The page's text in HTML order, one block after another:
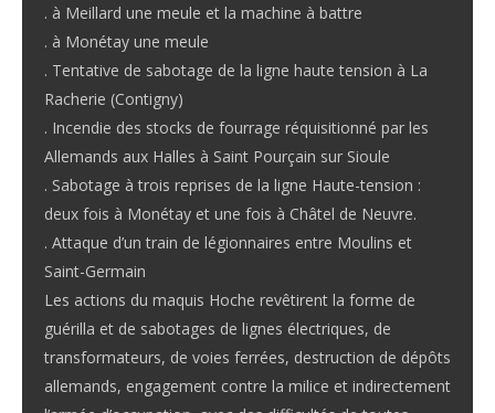
. à Meillard une meule et la machine à battre
. à Monétay une meule
. Tentative de sabotage de la ligne haute tension à La
Racherie (Contigny)
. Incendie des stocks de fourrage réquisitionné par les
Allemands aux Halles à Saint Pourçain sur Sioule
. Sabotage à trois reprises de la ligne Haute-tension :
deux fois à Monétay et une fois à Châtel de Neuvre.
. Attaque d’un train de légionnaires entre Moulins et
Saint-Germain
Les actions du maquis Hoche revêtirent la forme de
guérilla et de sabotages de lignes électriques, de
transformateurs, de voies ferrées, destruction de dépôts
allemands, engagement contre la milice et indirectement